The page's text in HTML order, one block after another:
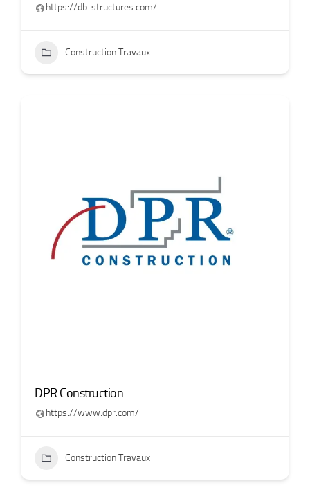
https://db-structures.com/
Construction Travaux
DPR Construction
https://www.dpr.com/
Construction Travaux